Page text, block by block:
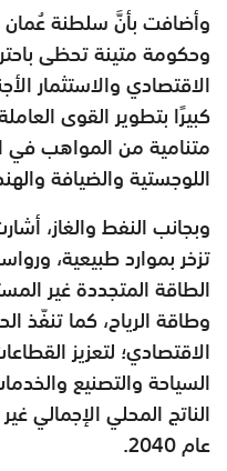
وأضافت بأنَّ سلطنة عُمان
وحكومة متينة تحظى
الاقتصادي والاستثمار
كبيرًا بتطوير القوى
متنامية من المواهب في
اللوجستية والضيافة
وبجانب النفط والغاز،
تزخر بموارد طبيعية،
الطاقة المتجددة غير
وطاقة الرياح، كما تنفّذ
الاقتصادي؛ لتعزيز
السياحة والتصنيع
عام 2040.